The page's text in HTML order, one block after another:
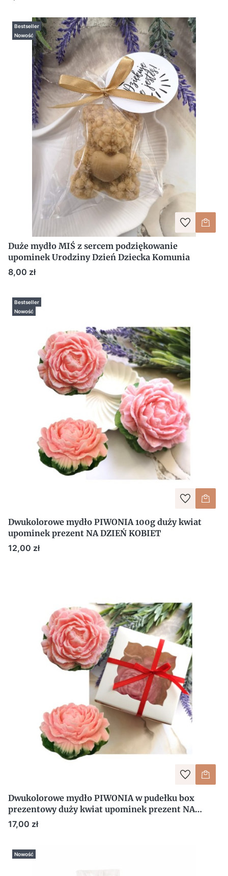
Bestseller
Nowość
Duże mydło MIŚ z sercem podziękowanie
upominek Urodziny Dzień Dziecka Komunia
Cena
8,00 zł
Bestseller
Nowość
Dwukolorowe mydło PIWONIA 100g duży kwiat
upominek prezent NA DZIEŃ KOBIET
Cena
12,00 zł
Dwukolorowe mydło PIWONIA w pudełku box
prezentowy duży kwiat upominek prezent NA
DZIEŃ KOBIET
Cena
17,00 zł
Nowość